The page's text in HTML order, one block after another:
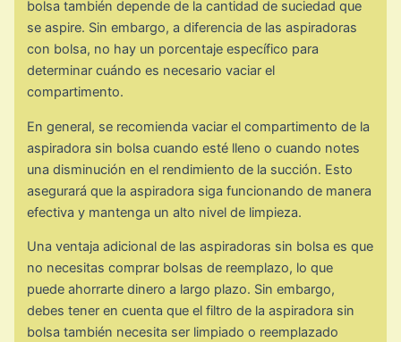
bolsa también depende de la cantidad de suciedad que
se aspire. Sin embargo, a diferencia de las aspiradoras
con bolsa, no hay un porcentaje específico para
determinar cuándo es necesario vaciar el
compartimento.
En general, se recomienda vaciar el compartimento de la
aspiradora sin bolsa cuando esté lleno o cuando notes
una disminución en el rendimiento de la succión. Esto
asegurará que la aspiradora siga funcionando de manera
efectiva y mantenga un alto nivel de limpieza.
Una ventaja adicional de las aspiradoras sin bolsa es que
no necesitas comprar bolsas de reemplazo, lo que
puede ahorrarte dinero a largo plazo. Sin embargo,
debes tener en cuenta que el filtro de la aspiradora sin
bolsa también necesita ser limpiado o reemplazado